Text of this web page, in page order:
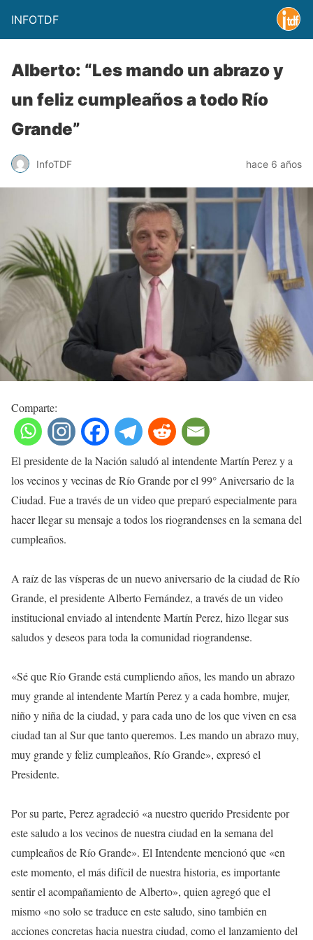
INFOTDF
Alberto: “Les mando un abrazo y
un feliz cumpleaños a todo Río
Grande”
InfoTDF hace 6 años
Comparte:
El presidente de la Nación saludó al intendente Martín Perez y a
los vecinos y vecinas de Río Grande por el 99° Aniversario de la
Ciudad. Fue a través de un video que preparó especialmente para
hacer llegar su mensaje a todos los riograndenses en la semana del
cumpleaños.
A raíz de las vísperas de un nuevo aniversario de la ciudad de Río
Grande, el presidente Alberto Fernández, a través de un video
institucional enviado al intendente Martín Perez, hizo llegar sus
saludos y deseos para toda la comunidad riograndense.
«Sé que Río Grande está cumpliendo años, les mando un abrazo
muy grande al intendente Martín Perez y a cada hombre, mujer,
niño y niña de la ciudad, y para cada uno de los que viven en esa
ciudad tan al Sur que tanto queremos. Les mando un abrazo muy,
muy grande y feliz cumpleaños, Río Grande», expresó el
Presidente.
Por su parte, Perez agradeció «a nuestro querido Presidente por
este saludo a los vecinos de nuestra ciudad en la semana del
cumpleaños de Río Grande». El Intendente mencionó que «en
este momento, el más difícil de nuestra historia, es importante
sentir el acompañamiento de Alberto», quien agregó que el
mismo «no solo se traduce en este saludo, sino también en
acciones concretas hacia nuestra ciudad, como el lanzamiento del